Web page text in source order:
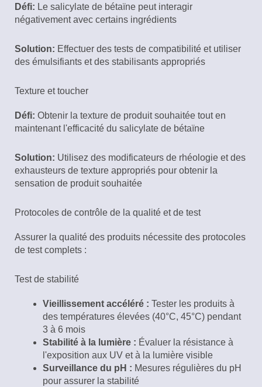
Défi: Le salicylate de bétaïne peut interagir
négativement avec certains ingrédients
Solution: Effectuer des tests de compatibilité et utiliser
des émulsifiants et des stabilisants appropriés
Texture et toucher
Défi: Obtenir la texture de produit souhaitée tout en
maintenant l'efficacité du salicylate de bétaïne
Solution: Utilisez des modificateurs de rhéologie et des
exhausteurs de texture appropriés pour obtenir la
sensation de produit souhaitée
Protocoles de contrôle de la qualité et de test
Assurer la qualité des produits nécessite des protocoles
de test complets :
Test de stabilité
Vieillissement accéléré : Tester les produits à
des températures élevées (40°C, 45°C) pendant
3 à 6 mois
Stabilité à la lumière : Évaluer la résistance à
l'exposition aux UV et à la lumière visible
Surveillance du pH : Mesures régulières du pH
pour assurer la stabilité